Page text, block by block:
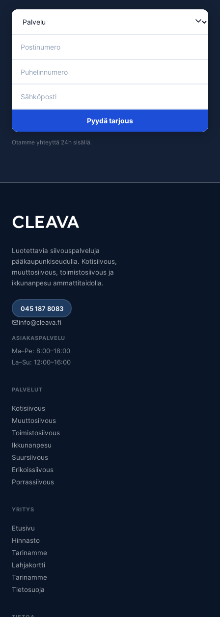
Pyydä tarjous
Otamme yhteyttä 24h sisällä.
Luotettavia siivouspalveluja
pääkaupunkiseudulla. Kotisiivous,
muuttosiivous, toimistosiivous ja
ikkunanpesu ammattitaidolla.
045 187 8083
info@cleava.fi
ASIAKASPALVELU
Ma–Pe: 8:00–18:00
La–Su: 12:00–16:00
PALVELUT
Kotisiivous
Muuttosiivous
Toimistosiivous
Ikkunanpesu
Suursiivous
Erikoissiivous
Porrassiivous
YRITYS
Etusivu
Hinnasto
Tarinamme
Lahjakortti
Tarinamme
Tietosuoja